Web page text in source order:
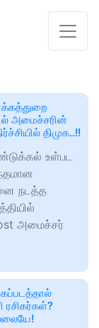
அமைச்சரின்
திமுக..!!
உள்பட
நடத்த
அமைச்சர்
ரசிகர்கள்?